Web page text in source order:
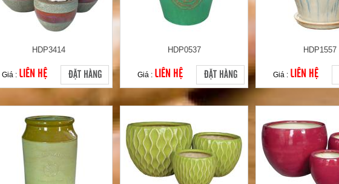
HDP3414
Giá : LIÊN HỆ ĐẶT HÀNG
HDP0537
Giá : LIÊN HỆ ĐẶT HÀNG
HDP1557
Giá : LIÊN HỆ